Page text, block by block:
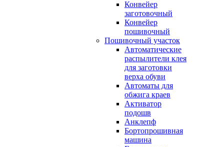
Конвейер
заготовочный
Конвейер
пошивочный
Пошивочный участок
Автоматические
распылители клея
для заготовки
верха обуви
Автоматы для
обжига краев
Активатор
подошв
Анклепф
Бортопрошивная
машина